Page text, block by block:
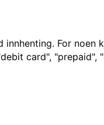
For
card", "prepaid",